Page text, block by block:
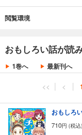
イズ＞
閲覧環境
おもしろい話が読
1巻へ 最新刊へ
<< < 1
おもしろ
710円 (税込)